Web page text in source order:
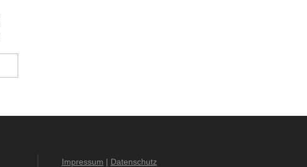
Impressum | Datenschutz